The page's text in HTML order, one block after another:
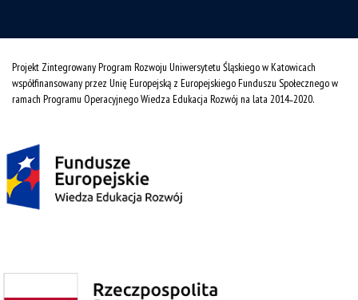
Projekt Zintegrowany Program Rozwoju Uniwersytetu Śląskiego w Katowicach
współfinansowany przez Unię Europejską z Europejskiego Funduszu Społecznego w
ramach Programu Operacyjnego Wiedza Edukacja Rozwój na lata 2014˗2020.